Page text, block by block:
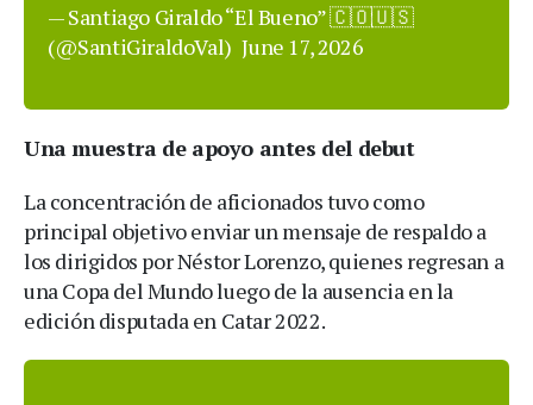
— Santiago Giraldo “El Bueno” 🇨🇴🇺🇸
(@SantiGiraldoVal) June 17, 2026
Una muestra de apoyo antes del debut
La concentración de aficionados tuvo como
principal objetivo enviar un mensaje de respaldo a
los dirigidos por Néstor Lorenzo, quienes regresan a
una Copa del Mundo luego de la ausencia en la
edición disputada en Catar 2022.